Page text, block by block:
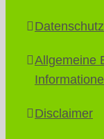
Datenschutz
Allgemeine
Disclaimer